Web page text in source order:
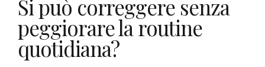
Si può correggere senza
peggiorare la routine
quotidiana?